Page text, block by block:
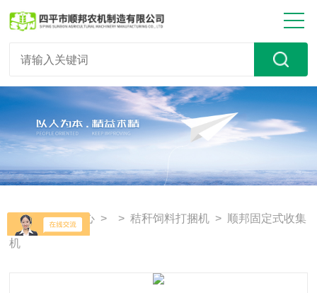
首页 >产品中心 > >秸秆饲料打捆机 > 顺邦固定式收集
机